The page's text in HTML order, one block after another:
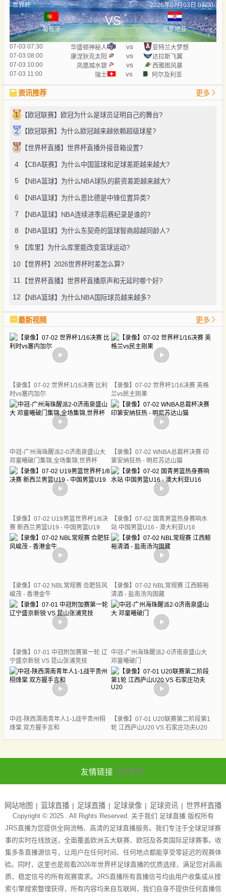
世界杯 2026年07月03日 07:00
葡萄牙
VS
克罗地亚
07-03 07:30 华盛顿神秘人 vs
亚特兰大梦想
07-03 08:00
康涅狄克太阳 vs
达拉斯飞翼
07-03 10:00
凤凰城水银 vs
西雅图风暴
07-03 11:00
瑞士 vs 阿尔及利亚
资讯推荐 更多
1 【欧冠联赛】欧冠为什么是球员证明自己的舞台?
2 【欧冠联赛】为什么欧冠越来越依赖超级球星?
3 【世界杯直播】世界杯直播外接音箱设置?
4 【CBA联赛】为什么中国篮球和足球差距越来越大?
5 【NBA篮球】为什么NBA球队的薪资差距越来越大?
6 【NBA篮球】为什么恩比德是中锋位置异类?
7 【NBA篮球】NBA连续进季后赛纪录是谁的?
8 【NBA篮球】为什么东契奇的篮球智商超越同龄人?
9 【库里】为什么库里能改变篮球运动?
10 【世界杯】2026世界杯时差怎么算?
11 【世界杯直播】世界杯直播原声和无延时哪个好?
12 【NBA篮球】为什么NBA国际球员越来越多?
最新视频 更多
【录像】07-02 世界杯1/16决赛 比利
时vs塞内加尔
【录像】07-02 世界杯1/16决赛 英格
兰vs民主刚果
中冠-广州海珠醒派2-0济南泉盛山大
邓童曦破门集锦,全场集锦,世界杯
【录像】07-02 WNBA总裁杯决赛 印
第安纳狂热 - 明尼苏达山猫
【录像】07-02 U19男篮世界杯1/8决
赛 新西兰男篮U19 - 中国男篮U19
【录像】07-02 国青男篮热身赛响水
站 中国男篮U16 - 澳大利亚U16
【录像】07-02 NBL常规赛 合肥狂风
峻茂 - 香港金牛
【录像】07-02 NBL常规赛 江西鲸裕
清酒 - 盐南汤沟国藏
【录像】07-01 中冠附加赛第一轮 辽
宁盛京新锐 VS 昆山张浦竞技
中冠-广州海珠醒派2-0济南泉盛山大
邓童曦破门
中冠-陕西渭南青年人1-1战平贵州栩
烽棠 双方握手言和
【录像】07-01 U20联赛第二阶段第1
轮 江西庐山U20 VS 石家庄功夫U20
友情链接 足球直播
网站地图 篮球直播 足球直播 足球录像 足球资讯 世界杯直播
Copyright © 2025 . All Rights Reserved. 关于我们 足球直播版权所有
JRS直播为您提供全网流畅、高清的足球直播服务。我们专注于全球足球赛
事的实时在线放送，全面覆盖欧洲五大联赛、欧冠及各类国际足球赛事。收
集多条直播源信号，让用户在任何时间、任何地点都能享受零延迟的观赛体
验。同时，这里也是观看2026年世界杯足球直播的优质选择，满足您对高画
质、稳定信号的所有观赛需求。JRS直播所有直播信号均由用户收集或从搜
索引擎搜索整理获得，所有内容均来自互联网，我们自身不提供任何直播信